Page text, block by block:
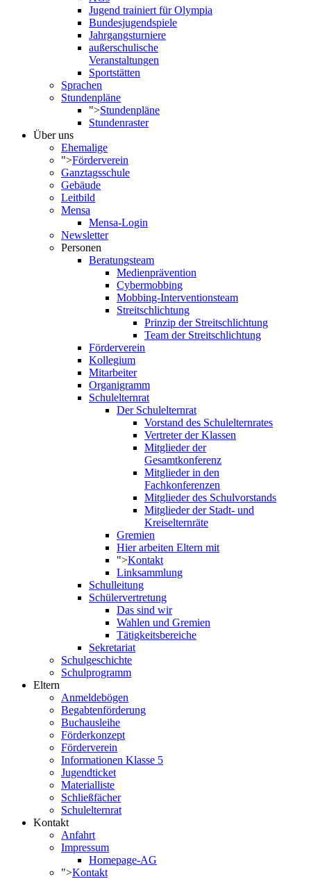
Jugend trainiert für Olympia
Bundesjugendspiele
Jahrgangsturniere
außerschulische
Veranstaltungen
Sportstätten
Sprachen
Stundenpläne
">Stundenpläne
Stundenraster
Über uns
Ehemalige
">Förderverein
Ganztagsschule
Gebäude
Leitbild
Mensa
Mensa-Login
Newsletter
Personen
Beratungsteam
Medienprävention
Cybermobbing
Mobbing-Interventionsteam
Streitschlichtung
Prinzip der Streitschlichtung
Team der Streitschlichtung
Förderverein
Kollegium
Mitarbeiter
Organigramm
Schulelternrat
Der Schulelternrat
Vorstand des Schulelternrates
Vertreter der Klassen
Mitglieder der
Gesamtkonferenz
Mitglieder in den
Fachkonferenzen
Mitglieder des Schulvorstands
Mitglieder der Stadt- und
Kreiselternräte
Gremien
Hier arbeiten Eltern mit
">Kontakt
Linksammlung
Schulleitung
Schülervertretung
Das sind wir
Wahlen und Gremien
Tätigkeitsbereiche
Sekretariat
Schulgeschichte
Schulprogramm
Eltern
Anmeldebögen
Begabtenförderung
Buchausleihe
Förderkonzept
Förderverein
Informationen Klasse 5
Jugendticket
Materialliste
Schließfächer
Schulelternrat
Kontakt
Anfahrt
Impressum
Homepage-AG
">Kontakt